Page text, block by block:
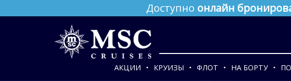
Доступно онлайн
АКЦИИ КРУИЗЫ ФЛОТ НА БОРТУ